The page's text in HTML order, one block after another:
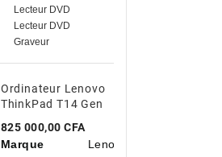
Lecteur DVD
Lecteur DVD
Graveur
Ordinateur Lenovo
ThinkPad T14 Gen
1260P, 14"
Antireflet, 16 Go
Prix
825 000,00 CFA
Marque
Lenovo